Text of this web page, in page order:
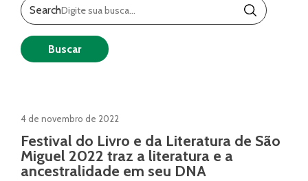
Search
Buscar
4 de novembro de 2022
Festival do Livro e da Literatura de São
Miguel 2022 traz a literatura e a
ancestralidade em seu DNA